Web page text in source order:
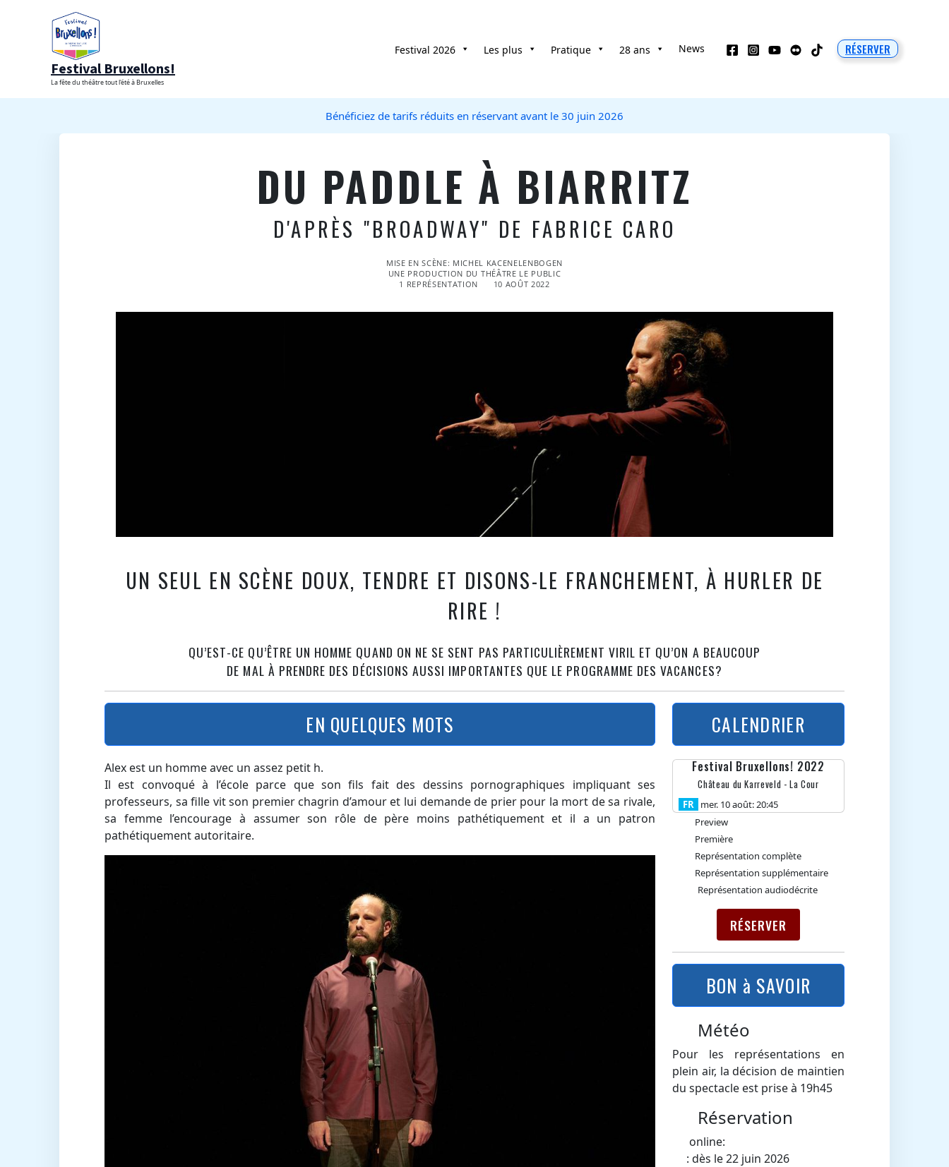
Festival Bruxellons!
La fête du théâtre tout l'été à Bruxelles
Festival 2026 Les plus Pratique 28 ans News RÉSERVER
Bénéficiez de tarifs réduits en réservant avant le 30 juin 2026
DU PADDLE À BIARRITZ
D'APRÈS "BROADWAY" DE FABRICE CARO
MISE EN SCÈNE: MICHEL KACENELENBOGEN
UNE PRODUCTION DU THÉÂTRE LE PUBLIC
1 REPRÉSENTATION
10 AOÛT 2022
UN SEUL EN SCÈNE DOUX, TENDRE ET DISONS-LE FRANCHEMENT, À HURLER DE
RIRE !
QU’EST-CE QU’ÊTRE UN HOMME QUAND ON NE SE SENT PAS PARTICULIÈREMENT VIRIL ET QU’ON A BEAUCOUP
DE MAL À PRENDRE DES DÉCISIONS AUSSI IMPORTANTES QUE LE PROGRAMME DES VACANCES?
EN QUELQUES MOTS
Alex est un homme avec un assez petit h.
Il est convoqué à l’école parce que son fils fait des dessins pornographiques impliquant ses
professeurs, sa fille vit son premier chagrin d’amour et lui demande de prier pour la mort de sa rivale,
sa femme l’encourage à assumer son rôle de père moins pathétiquement et il a un patron
pathétiquement autoritaire.
CALENDRIER
Festival Bruxellons! 2022
Château du Karreveld - La Cour
FR mer. 10 août: 20:45
Preview
Première
Représentation complète
Représentation supplémentaire
Représentation audiodécrite
RÉSERVER
BON à SAVOIR
Météo
Pour les représentations en
plein air, la décision de maintien
du spectacle est prise à 19h45
Réservation
online:
: dès le 22 juin 2026